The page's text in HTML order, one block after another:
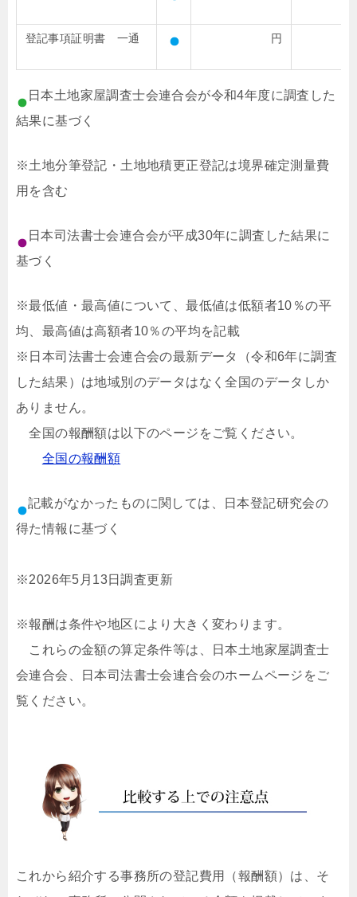
登記事項証明書 一通 円
日本土地家屋調査士会連合会が令和4年度に調査した
結果に基づく
※土地分筆登記・土地地積更正登記は境界確定測量費
用を含む
日本司法書士会連合会が平成30年に調査した結果に
基づく
※最低値・最高値について、最低値は低額者10％の平
均、最高値は高額者10％の平均を記載
※日本司法書士会連合会の最新データ（令和6年に調査
した結果）は地域別のデータはなく全国のデータしか
ありません。
全国の報酬額は以下のページをご覧ください。
全国の報酬額
記載がなかったものに関しては、日本登記研究会の
得た情報に基づく
※2026年5月13日調査更新
※報酬は条件や地区により大きく変わります。
これらの金額の算定条件等は、日本土地家屋調査士
会連合会、日本司法書士会連合会のホームページをご
覧ください。
これから紹介する事務所の登記費用（報酬額）は、そ